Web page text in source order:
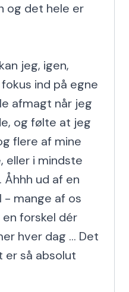
og det hele er
jeg, igen,
ind på egne
afmagt når jeg
og følte at jeg
flere af mine
eller i mindste
ud af en
- mange af os
forskel dér
hver dag ... Det
er så absolut